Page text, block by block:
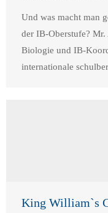
Und was macht man
der IB-Oberstufe?
Biologie und IB-
internationale
King William`s